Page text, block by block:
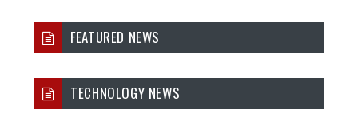
FEATURED NEWS
TECHNOLOGY NEWS